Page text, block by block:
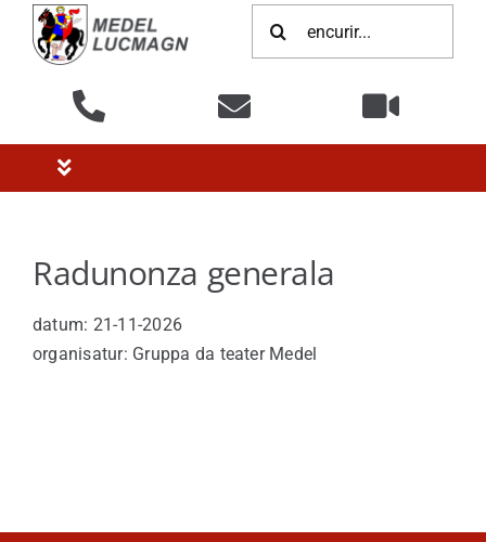
Inhalt
springen
nach:
Toggle
Administraziun
Radunonza generala
datum: 21-11-2026
organisatur: Gruppa da teater Medel